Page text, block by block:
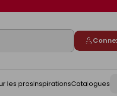
les prosInspirationsCatalogues